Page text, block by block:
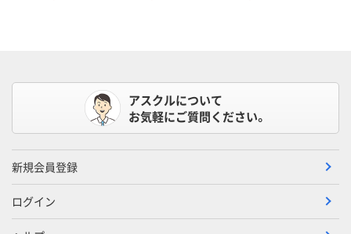
アスクルについて
お気軽にご質問ください。
新規会員登録
ログイン